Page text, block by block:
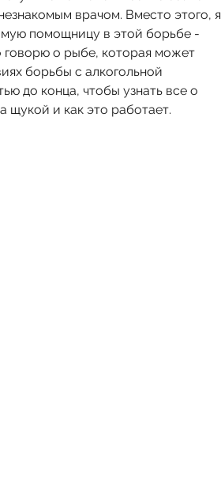
врачом. Вместо этого, я
помощницу в этой борьбе -
о рыбе, которая может
борьбы с алкогольной
до конца, чтобы узнать все о
щукой и как это работает.